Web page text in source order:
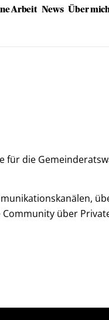
Arbeit News Über
für die
über